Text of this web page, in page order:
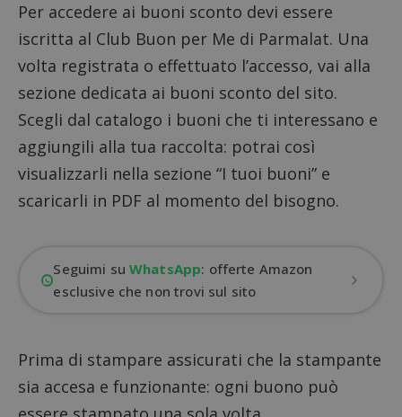
Per accedere ai buoni sconto devi essere
iscritta al Club Buon per Me di Parmalat. Una
volta registrata o effettuato l’accesso, vai alla
sezione dedicata ai buoni sconto del sito.
Scegli dal catalogo i buoni che ti interessano e
aggiungili alla tua raccolta: potrai così
visualizzarli nella sezione “I tuoi buoni” e
scaricarli in PDF al momento del bisogno.
Seguimi suWhatsApp: offerte Amazon
esclusive che non trovi sul sito
Prima di stampare assicurati che la stampante
sia accesa e funzionante: ogni buono può